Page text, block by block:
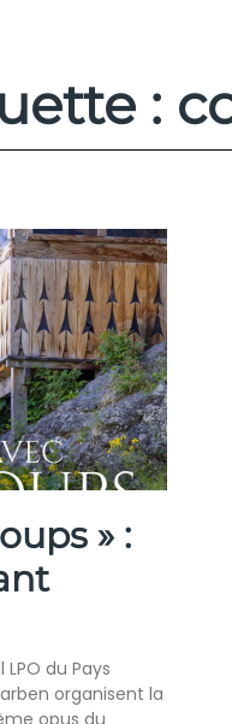
:
» :
du Pays
organisent la